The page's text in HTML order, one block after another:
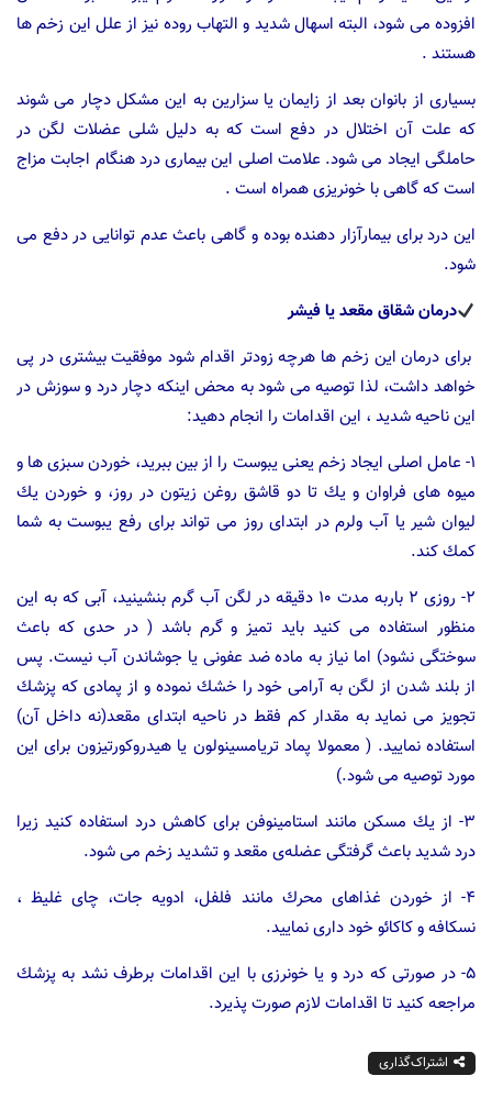
افزوده می شود، البته اسهال شدید و التهاب روده نیز از علل این زخم ها
هستند .
بسیاری از بانوان بعد از زایمان یا سزارین به این مشكل دچار می شوند
كه علت آن اختلال در دفع است كه به دلیل شلی عضلات لگن در
حاملگی ایجاد می شود. علامت اصلی این بیماری درد هنگام اجابت مزاج
است كه گاهی با خونریزی همراه است .
این درد برای بیمارآزار دهنده بوده و گاهی باعث عدم توانایی در دفع می
شود.
درمان شقاق مقعد یا فیشر
برای درمان این زخم ها هرچه زودتر اقدام شود موفقیت بیشتری در پی
خواهد داشت، لذا توصیه می شود به محض اینكه دچار درد و سوزش در
این ناحیه شدید ، این اقدامات را انجام دهید:
۱- عامل اصلی ایجاد زخم یعنی یبوست را از بین ببرید، خوردن سبزی ها و
میوه های فراوان و یك تا دو قاشق روغن زیتون در روز، و خوردن یك
لیوان شیر یا آب ولرم در ابتدای روز می تواند برای رفع یبوست به شما
كمك كند.
۲- روزی ۲ باربه مدت ۱۰ دقیقه در لگن آب گرم بنشینید، آبی كه به این
منظور استفاده می كنید باید تمیز و گرم باشد ( در حدی كه باعث
سوختگی نشود) اما نیاز به ماده ضد عفونی یا جوشاندن آب نیست. پس
از بلند شدن از لگن به آرامی خود را خشك نموده و از پمادی كه پزشك
تجویز می نماید به مقدار كم فقط در ناحیه ابتدای مقعد(نه داخل آن)
استفاده نمایید. ( معمولا پماد تریامسینولون یا هیدروكورتیزون برای این
مورد توصیه می شود.)
۳- از یك مسكن مانند استامینوفن برای كاهش درد استفاده كنید زیرا
درد شدید باعث گرفتگی عضله‌ی مقعد و تشدید زخم می شود.
۴- از خوردن غذاهای محرك مانند فلفل، ادویه جات، چای غلیظ ،
نسكافه و كاكائو خود داری نمایید.
۵- در صورتی كه درد و یا خونرزی با این اقدامات برطرف نشد به پزشك
مراجعه كنید تا اقدامات لازم صورت پذیرد.
اشتراک‌گذاری